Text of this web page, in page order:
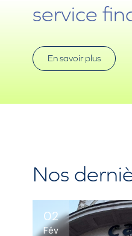
service
En savoir plus
Nos
02
Fév